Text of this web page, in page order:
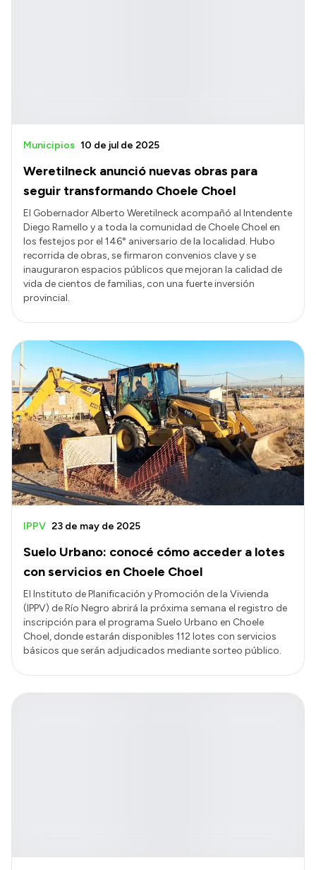
Weretilneck anunció nuevas obras para
seguir transformando Choele Choel
Municipios 10 de jul de 2025
El Gobernador Alberto Weretilneck acompañó al Intendente
Diego Ramello y a toda la comunidad de Choele Choel en
los festejos por el 146° aniversario de la localidad. Hubo
recorrida de obras, se firmaron convenios clave y se
inauguraron espacios públicos que mejoran la calidad de
vida de cientos de familias, con una fuerte inversión
provincial.
Suelo Urbano: conocé cómo acceder a lotes
con servicios en Choele Choel
IPPV 23 de may de 2025
El Instituto de Planificación y Promoción de la Vivienda
(IPPV) de Río Negro abrirá la próxima semana el registro de
inscripción para el programa Suelo Urbano en Choele
Choel, donde estarán disponibles 112 lotes con servicios
básicos que serán adjudicados mediante sorteo público.